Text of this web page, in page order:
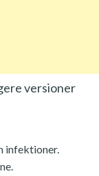
versioner
infektioner.